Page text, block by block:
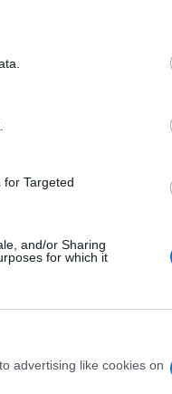
Targeted
and/or Sharing
for which it
advertising like cookies on
της
με την
να
να ξεχνά ότι
ατζέντες